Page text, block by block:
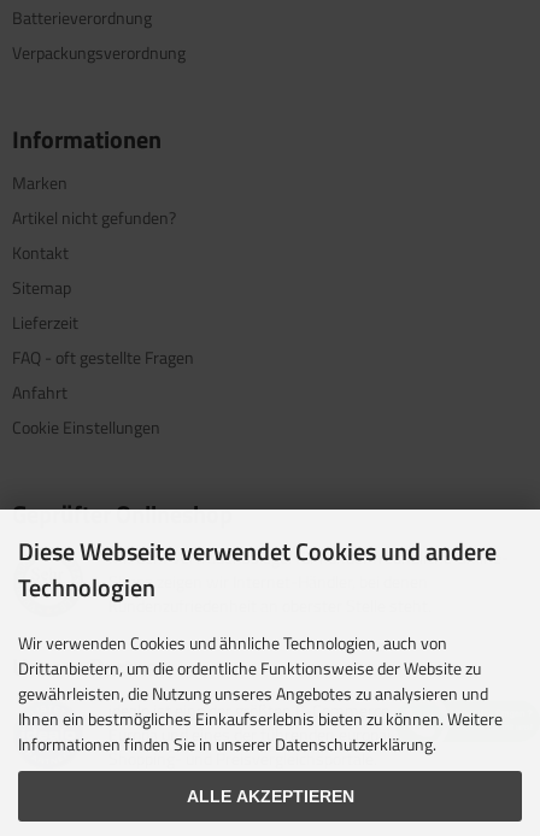
Batterieverordnung
Verpackungsverordnung
Informationen
Marken
Artikel nicht gefunden?
Kontakt
Sitemap
Lieferzeit
FAQ - oft gestellte Fragen
Anfahrt
Cookie Einstellungen
Geprüfter Onlineshop
Mit dem Vertrauenssiegel für kundenfreundliche Online-
Shops zeigen wir Internet-Händler, bei denen
Kundenzufriedenheit an oberster Stelle steht.
Unsere Partner
idealo ist eine der größten E-Commerce-Websites in
Europa und eines der führenden europäischen Online-
Shopping- und Preisvergleichsportale.
Diese Webseite verwendet Cookies und andere
Technologien
Wir verwenden Cookies und ähnliche Technologien, auch von
Drittanbietern, um die ordentliche Funktionsweise der Website zu
gewährleisten, die Nutzung unseres Angebotes zu analysieren und
Ihnen ein bestmögliches Einkaufserlebnis bieten zu können. Weitere
Informationen finden Sie in unserer Datenschutzerklärung.
ALLE AKZEPTIEREN